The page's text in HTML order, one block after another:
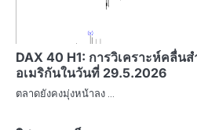
DAX 40 H1: การวิเคราะห์คลื่น
อเมริกันในวันที่ 29.5.2026
ตลาดยังคงมุ่งหน้าลง …